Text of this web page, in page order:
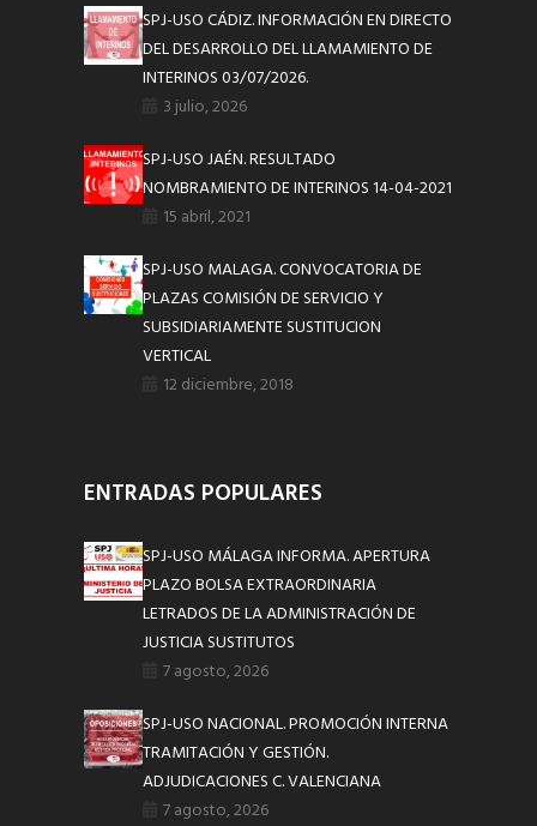
SPJ-USO CÁDIZ. INFORMACIÓN EN DIRECTO
DEL DESARROLLO DEL LLAMAMIENTO DE
INTERINOS 03/07/2026.
3 julio, 2026
SPJ-USO JAÉN. RESULTADO
NOMBRAMIENTO DE INTERINOS 14-04-2021
15 abril, 2021
SPJ-USO MALAGA. CONVOCATORIA DE
PLAZAS COMISIÓN DE SERVICIO Y
SUBSIDIARIAMENTE SUSTITUCION
VERTICAL
12 diciembre, 2018
ENTRADAS POPULARES
SPJ-USO MÁLAGA INFORMA. APERTURA
PLAZO BOLSA EXTRAORDINARIA
LETRADOS DE LA ADMINISTRACIÓN DE
JUSTICIA SUSTITUTOS
7 agosto, 2026
SPJ-USO NACIONAL. PROMOCIÓN INTERNA
TRAMITACIÓN Y GESTIÓN.
ADJUDICACIONES C. VALENCIANA
7 agosto, 2026